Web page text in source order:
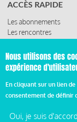
ACCÈS RAPIDE
Les abonnements
Les rencontres
© 2019
Mentions
Nous utilisons des
expérience
En cliquant sur un lien
consentement de définir
Oui, je suis d'accord